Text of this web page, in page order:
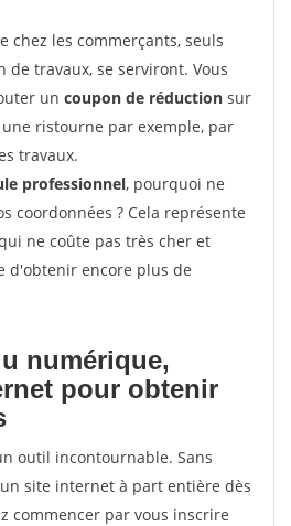
chez les commerçants, seuls
de travaux, se serviront. Vous
un coupon de réduction sur
ristourne par exemple, par
travaux.
professionnel, pourquoi ne
coordonnées ? Cela représente
ne coûte pas très cher et
d'obtenir encore plus de
numérique,
pour obtenir
outil incontournable. Sans
site internet à part entière dès
commencer par vous inscrire